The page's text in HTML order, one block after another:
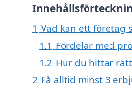
1 Vad kan ett företag
1.1 Fördelar med
1.2 Hur du hittar
2 Få alltid minst 3